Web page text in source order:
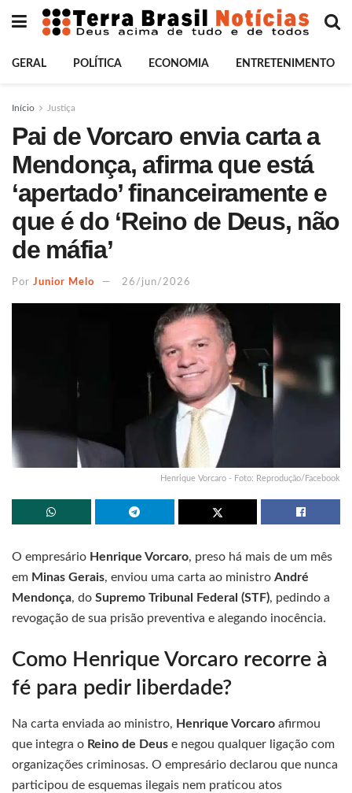
GERAL POLÍTICA ECONOMIA ENTRETENIMENTO
Início Justiça
Pai de Vorcaro envia carta a
Mendonça, afirma que está
‘apertado’ financeiramente e
que é do ‘Reino de Deus, não
de máfia’
Por Junior Melo 26/jun/2026
Henrique Vorcaro - Foto: Reprodução/Facebook
O empresário Henrique Vorcaro, preso há mais de um mês
em Minas Gerais, enviou uma carta ao ministro André
Mendonça, do Supremo Tribunal Federal (STF), pedindo a
revogação de sua prisão preventiva e alegando inocência.
Como Henrique Vorcaro recorre à
fé para pedir liberdade?
Na carta enviada ao ministro, Henrique Vorcaro afirmou
que integra o Reino de Deus e negou qualquer ligação com
organizações criminosas. O empresário declarou que nunca
participou de esquemas ilegais nem praticou atos